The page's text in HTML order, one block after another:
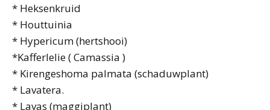
* Heksenkruid
* Houttuinia
* Hypericum (hertshooi)
*Kafferlelie ( Camassia )
* Kirengeshoma palmata (schaduwplant)
* Lavatera.
* Lavas (maggiplant)